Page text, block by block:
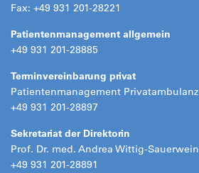
Fax: +49 931 201-28221
Patientenmanagement allgemein
+49 931 201-28885
Terminvereinbarung privat
Patientenmanagement Privatambulanz
+49 931 201-28897
Sekretariat der Direktorin
Prof. Dr. med. Andrea Wittig-Sauerwein
+49 931 201-28891